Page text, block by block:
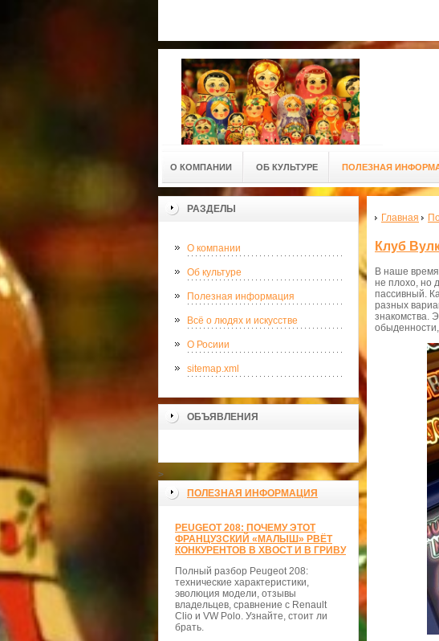
О КОМПАНИИ ОБ КУЛЬТУРЕ ПОЛЕЗНАЯ
РАЗДЕЛЫ
О компании
Об культуре
Полезная информация
Всё о людях и искусстве
О Росиии
sitemap.xml
ОБЪЯВЛЕНИЯ
>
ПОЛЕЗНАЯ ИНФОРМАЦИЯ
PEUGEOT 208: ПОЧЕМУ ЭТОТ
ФРАНЦУЗСКИЙ «МАЛЫШ» РВЁТ
КОНКУРЕНТОВ В ХВОСТ И В ГРИВУ
Полный разбор Peugeot 208:
технические характеристики,
эволюция модели, отзывы
владельцев, сравнение с Renault
Clio и VW Polo. Узнайте, стоит ли
брать.
Главная
Клуб
В наше время
не плохо, но
пассивный.
разных
знакомства.